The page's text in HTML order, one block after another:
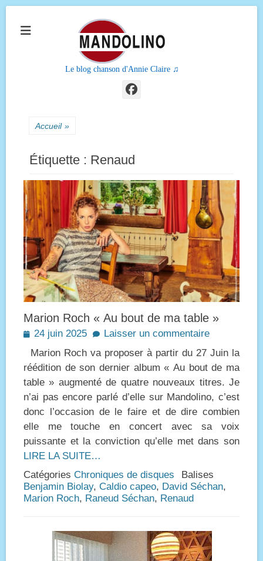
Le blog chanson d'Annie Claire ♫
Facebook
Accueil »
Étiquette : Renaud
Marion Roch « Au bout de ma table »
Posted
24 juin 2025
Laisser un commentaire
Marion Roch va proposer à partir du 27 Juin la
réédition de son dernier album « Au bout de ma
table » augmenté de quatre nouveaux titres. Je
n’ai pas encore parlé d’elle sur Mandolino, c’est
donc l’occasion de le faire et de dire combien
elle me touche en concert avec sa voix
puissante et la conviction qu’elle met dans son
LIRE LA SUITE…
Catégories Chroniques de disques
Balises
Benjamin Biolay, Caldio capeo, David Séchan,
Marion Roch, Raneud Séchan, Renaud